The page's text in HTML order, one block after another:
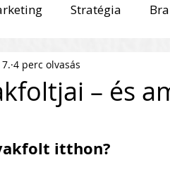
Stratégia
PR
– és
4 perc olvasás
itthon?